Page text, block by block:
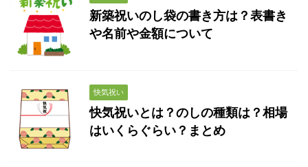
新築祝いのし袋の書き方は？表書き
や名前や金額について
快気祝い
快気祝いとは？のしの種類は？相場
はいくらぐらい？まとめ